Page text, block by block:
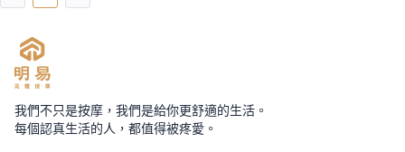
我們不只是按摩，我們是給你更舒適的生活。
每個認真生活的人，都值得被疼愛。